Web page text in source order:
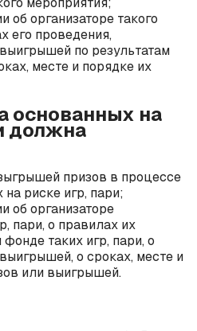
организаторе такого
его проведения,
по результатам
месте и порядке их
на
должна
призов в процессе
риске игр, пари;
об организаторе
пари, о правилах их
таких игр, пари, о
о сроках, месте и
или выигрышей.